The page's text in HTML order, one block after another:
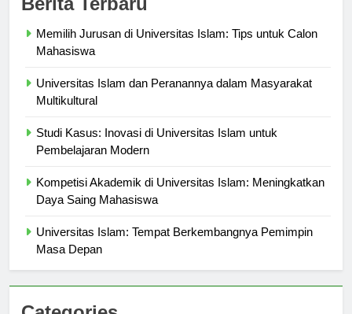
Berita Terbaru
Memilih Jurusan di Universitas Islam: Tips untuk Calon
Universitas Islam dan Peranannya dalam Masyarakat
Studi Kasus: Inovasi di Universitas Islam untuk
Kompetisi Akademik di Universitas Islam: Meningkatkan
Universitas Islam: Tempat Berkembangnya Pemimpin